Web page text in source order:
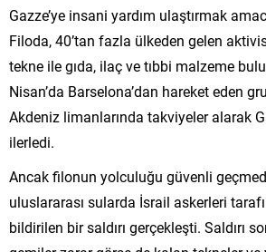
Gazze’ye insani yardım ulaştırmak
Filoda, 40’tan fazla ülkeden gelen
tekne ile gıda, ilaç ve tıbbi malzeme
Nisan’da Barselona’dan hareket eden
Akdeniz limanlarında takviyeler alarak
ilerledi.
Ancak filonun yolculuğu güvenli
uluslararası sularda İsrail askerleri
bildirilen bir saldırı gerçekleşti. Saldırı